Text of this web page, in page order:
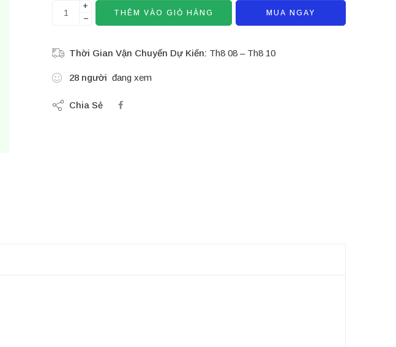
+
−
THÊM VÀO GIỎ HÀNG MUA NGAY
Thời Gian Vận Chuyển Dự Kiến: Th8 08 – Th8 10
28 người đang xem
Chia Sẻ